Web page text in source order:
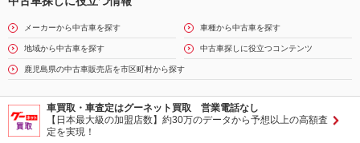
メーカーから中古車を探す 車種から中古車を探す
地域から中古車を探す 中古車探しに役立つコンテンツ
鹿児島県の中古車販売店を市区町村から探す
車買取・車査定はグーネット買取 営業電話なし
【日本最大級の加盟店数】約30万のデータから予想以上の高額査
定を実現！